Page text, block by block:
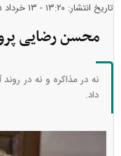
تاریخ انتشار: ۱۳:۲۰ - ۱۳ خرداد ۱۴۰۵
محسن رضایی
نه در مذاکره و نه در
داد.